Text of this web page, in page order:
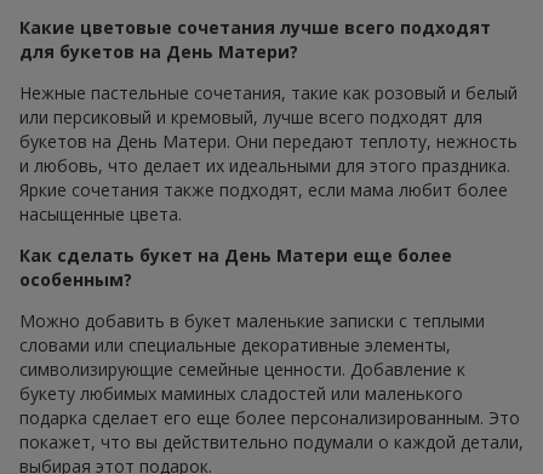
Какие цветовые сочетания лучше всего подходят
для букетов на День Матери?
Нежные пастельные сочетания, такие как розовый и белый
или персиковый и кремовый, лучше всего подходят для
букетов на День Матери. Они передают теплоту, нежность
и любовь, что делает их идеальными для этого праздника.
Яркие сочетания также подходят, если мама любит более
насыщенные цвета.
Как сделать букет на День Матери еще более
особенным?
Можно добавить в букет маленькие записки с теплыми
словами или специальные декоративные элементы,
символизирующие семейные ценности. Добавление к
букету любимых маминых сладостей или маленького
подарка сделает его еще более персонализированным. Это
покажет, что вы действительно подумали о каждой детали,
выбирая этот подарок.